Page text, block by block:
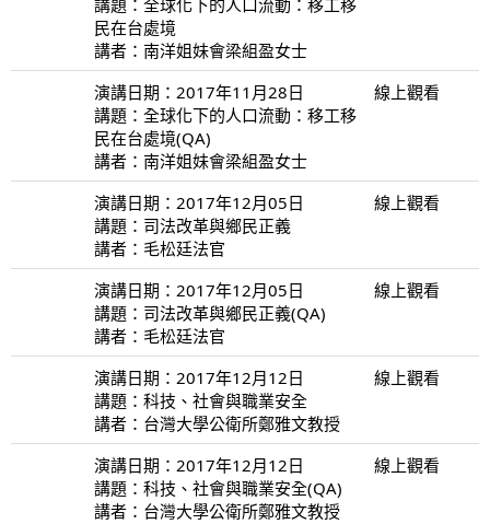
民在台處境
講者：南洋姐妹會梁組盈女士
演講日期：2017年11月28日
講題：全球化下的人口流動：移工移
民在台處境(QA)
講者：南洋姐妹會梁組盈女士
線上觀看
演講日期：2017年12月05日
講題：司法改革與鄉民正義
講者：毛松廷法官
線上觀看
演講日期：2017年12月05日
講題：司法改革與鄉民正義(QA)
講者：毛松廷法官
線上觀看
演講日期：2017年12月12日
講題：科技、社會與職業安全
講者：台灣大學公衛所鄭雅文教授
線上觀看
演講日期：2017年12月12日
講題：科技、社會與職業安全(QA)
講者：台灣大學公衛所鄭雅文教授
線上觀看